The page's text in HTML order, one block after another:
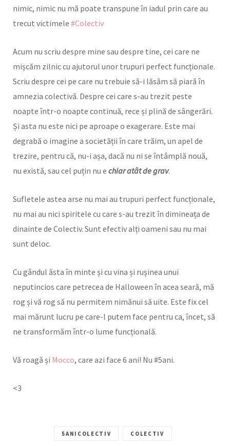
nimic, nimic nu mă poate transpune în iadul prin care au
trecut victimele #Colectiv
Acum nu scriu despre mine sau despre tine, cei care ne
mișcăm zilnic cu ajutorul unor trupuri perfect funcționale.
Scriu despre cei pe care nu trebuie să-i lăsăm să piară în
amnezia colectivă. Despre cei care s-au trezit peste
noapte într-o noapte continuă, rece și plină de sângerări.
Și asta nu este nici pe aproape o exagerare. Este mai
degrabă o imagine a societății în care trăim, un apel de
trezire, pentru că, nu-i așa, dacă nu ni se întâmplă nouă,
nu există, sau cel puțin nu e chiar atât de grav.
Sufletele astea arse nu mai au trupuri perfect funcționale,
nu mai au nici spiritele cu care s-au trezit în dimineața de
dinainte de Colectiv. Sunt efectiv alți oameni sau nu mai
sunt deloc.
Cu gândul ăsta în minte și cu vina și rușinea unui
neputincios care petrecea de Halloween în acea seară, mă
rog și vă rog să nu permitem nimănui să uite. Este fix cel
mai mărunt lucru pe care-l putem face pentru ca, încet, să
ne transformăm într-o lume funcțională.
Vă roagă și Mocco, care azi face 6 ani! Nu #5ani.
<3
5ANICOLECTIV COLECTIV